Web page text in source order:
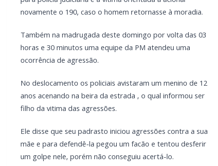
novamente o 190, caso o homem retornasse à moradia.
Também na madrugada deste domingo por volta das 03
horas e 30 minutos uma equipe da PM atendeu uma
ocorrência de agressão.
No deslocamento os policiais avistaram um menino de 12
anos acenando na beira da estrada , o qual informou ser
filho da vitima das agressões.
Ele disse que seu padrasto iniciou agressões contra a sua
mãe e para defendê-la pegou um facão e tentou desferir
um golpe nele, porém não conseguiu acertá-lo.